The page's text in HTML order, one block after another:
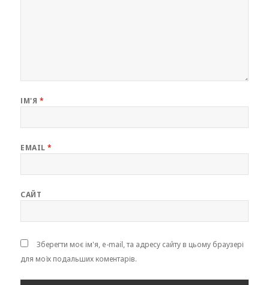
ІМ'Я *
EMAIL*
САЙТ
Зберегти моє ім'я, e-mail, та адресу сайту в цьому браузері
для моїх подальших коментарів.